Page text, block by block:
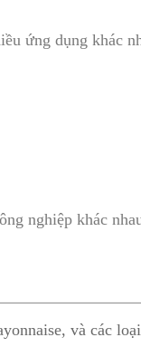
ứng dụng khác
nghiệp khác
và các